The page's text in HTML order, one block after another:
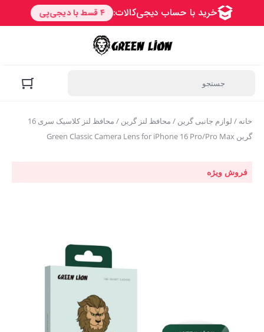
خانه / لوازم جانبی گرین / محافظ لنز گرین
/ محافظ لنز کلاسیک سری 16
گرین Green Classic Camera Lens for iPhone 16 Pro/Pro Max
فروش ویژه